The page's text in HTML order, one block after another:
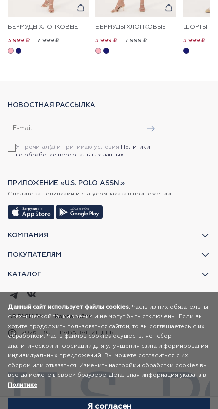
БЕРМУДЫ ХЛОПКОВЫЕ
7 999 ₽
3 999 ₽
БЕРМУДЫ ХЛОПКОВЫЕ
7 999 ₽
3 999 ₽ 3 999 ₽
КОМПАНИЯ
ПОКУПАТЕЛЯМ
КАТАЛОГ
НОВОСТНАЯ РАССЫЛКА
Я прочитал(а) и принимаю условия Политики
по обработке персональных данных
ПРИЛОЖЕНИЕ «U.S. POLO ASSN.»
Следите за новинками и статусом заказа в приложении
2026 ВСЕ ПРАВА ЗАЩИЩЕНЫ
AR FASHION Карта сайта
Данный сайт использует файлы cookies. Часть из них обязательны
с технической точки зрения и не могут быть отключены. Если вы
хотите продолжить пользоваться сайтом, то вы соглашаетесь с их
обработкой. Часть файлов cookies осуществляет сбор
аналитической информации для улучшения сайта и формирования
индивидуальных предложений. Вы можете согласиться с их
сбором или отказаться. Изменить настройки обработки cookies вы
всегда можете в своем браузере. Детальная информация указана в
Политике
Я согласен